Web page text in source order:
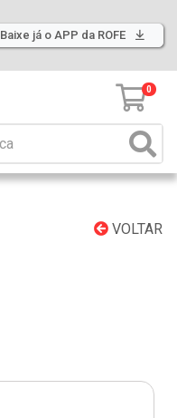
Baixe já o APP da ROFE
0
VOLTAR